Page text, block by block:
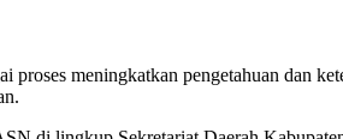
meningkatkan pengetahuan dan